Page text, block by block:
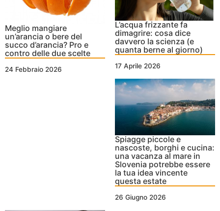
Meglio mangiare
un’arancia o bere del
succo d’arancia? Pro e
contro delle due scelte
24 Febbraio 2026
L’acqua frizzante fa
dimagrire: cosa dice
davvero la scienza (e
quanta berne al giorno)
17 Aprile 2026
Spiagge piccole e
nascoste, borghi e cucina:
una vacanza al mare in
Slovenia potrebbe essere
la tua idea vincente
questa estate
26 Giugno 2026